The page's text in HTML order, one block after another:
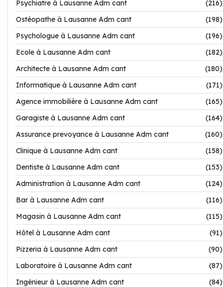
Psychiatre à Lausanne Adm cant
(216)
Ostéopathe à Lausanne Adm cant
(198)
Psychologue à Lausanne Adm cant
(196)
Ecole à Lausanne Adm cant
(182)
Architecte à Lausanne Adm cant
(180)
Informatique à Lausanne Adm cant
(171)
Agence immobilière à Lausanne Adm cant
(165)
Garagiste à Lausanne Adm cant
(164)
Assurance prevoyance à Lausanne Adm cant
(160)
Clinique à Lausanne Adm cant
(158)
Dentiste à Lausanne Adm cant
(153)
Administration à Lausanne Adm cant
(124)
Bar à Lausanne Adm cant
(116)
Magasin à Lausanne Adm cant
(115)
Hôtel à Lausanne Adm cant
(91)
Pizzeria à Lausanne Adm cant
(90)
Laboratoire à Lausanne Adm cant
(87)
Ingénieur à Lausanne Adm cant
(84)